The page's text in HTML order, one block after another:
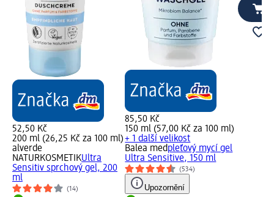
52,50 Kč
200 ml (26,25 Kč za 100 ml)
alverde
NATURKOSMETIKUltra
Sensitiv sprchový gel, 200
ml
(14)
85,50 Kč
150 ml (57,00 Kč za 100 ml)
+ 1 další velikost
Balea medpleťový mycí gel
Ultra Sensitive, 150 ml
(534)
Upozornění